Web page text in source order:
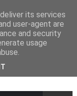
its services
user-agent are
and security
usage